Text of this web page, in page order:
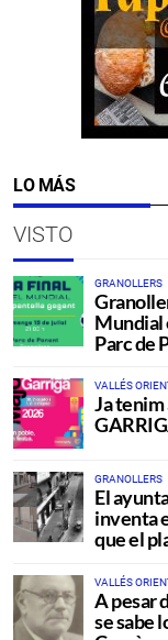
LO MÁS
VISTO
GRANOLLERS
Mundial
Parc de
VALLÉS
Ja tenim
GRANOLLERS
El
inventa
que el
VALLÉS
A pesar
se sabe